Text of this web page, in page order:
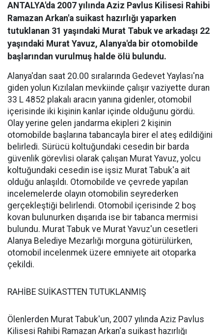
ANTALYA'da 2007 yılında Aziz Pavlus Kilisesi Rahibi
Ramazan Arkan'a suikast hazırlığı yaparken
tutuklanan 31 yaşındaki Murat Tabuk ve arkadaşı 22
yaşındaki Murat Yavuz, Alanya'da bir otomobilde
başlarından vurulmuş halde ölü bulundu.
Alanya'dan saat 20.00 sıralarında Gedevet Yaylası'na
giden yolun Kızılalan mevkiinde çalışır vaziyette duran
33 L 4852 plakalı aracın yanına gidenler, otomobil
içerisinde iki kişinin kanlar içinde olduğunu gördü.
Olay yerine gelen jandarma ekipleri 2 kişinin
otomobilde başlarına tabancayla birer el ateş edildiğini
belirledi. Sürücü koltuğundaki cesedin bir barda
güvenlik görevlisi olarak çalışan Murat Yavuz, yolcu
koltuğundaki cesedin ise işsiz Murat Tabuk'a ait
olduğu anlaşıldı. Otomobilde ve çevrede yapılan
incelemelerde olayın otomobilin seyrederken
gerçekleştiği belirlendi. Otomobil içerisinde 2 boş
kovan bulunurken dışarıda ise bir tabanca mermisi
bulundu. Murat Tabuk ve Murat Yavuz'un cesetleri
Alanya Belediye Mezarlığı morguna götürülürken,
otomobil incelenmek üzere emniyete ait otoparka
çekildi.
RAHİBE SUİKASTTEN TUTUKLANMIŞ
Ölenlerden Murat Tabuk'un, 2007 yılında Aziz Pavlus
Kilisesi Rahibi Ramazan Arkan'a suikast hazırlığı